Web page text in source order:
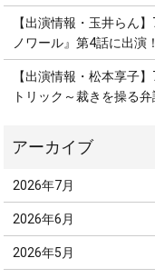
【出演情報・玉井らん
ノワール』第4話に出演！
【出演情報・松本享子
トリック～裁きを操る
2026年7月
2026年6月
2026年5月